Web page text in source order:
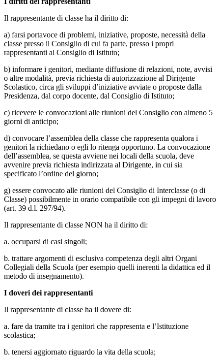
Il rappresentante di classe ha il diritto di:
a) farsi portavoce di problemi, iniziative, proposte, necessità della
classe presso il Consiglio di cui fa parte, presso i propri
rappresentanti al Consiglio di Istituto;
b) informare i genitori, mediante diffusione di relazioni, note, avvisi
o altre modalità, previa richiesta di autorizzazione al Dirigente
Scolastico, circa gli sviluppi d’iniziative avviate o proposte dalla
Presidenza, dal corpo docente, dal Consiglio di Istituto;
c) ricevere le convocazioni alle riunioni del Consiglio con almeno 5
giorni di anticipo;
d) convocare l’assemblea della classe che rappresenta qualora i
genitori la richiedano o egli lo ritenga opportuno. La convocazione
dell’assemblea, se questa avviene nei locali della scuola, deve
avvenire previa richiesta indirizzata al Dirigente, in cui sia
specificato l’ordine del giorno;
g) essere convocato alle riunioni del Consiglio di Interclasse (o di
Classe) possibilmente in orario compatibile con gli impegni di lavoro
(art. 39 d.l. 297/94).
Il rappresentante di classe NON ha il diritto di:
a. occuparsi di casi singoli;
b. trattare argomenti di esclusiva competenza degli altri Organi
Collegiali della Scuola (per esempio quelli inerenti la didattica ed il
metodo di insegnamento).
I doveri dei rappresentanti
Il rappresentante di classe ha il dovere di:
a. fare da tramite tra i genitori che rappresenta e l’Istituzione
scolastica;
b. tenersi aggiornato riguardo la vita della scuola;